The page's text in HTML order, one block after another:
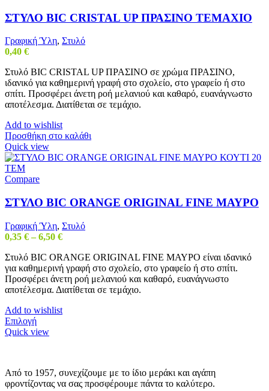
ΣΤΥΛΟ BIC CRISTAL UP ΠΡΑΣΙΝΟ ΤΕΜΑΧΙΟ
Γραφική Ύλη, Στυλό
0,40 €
Στυλό BIC CRISTAL UP ΠΡΑΣΙΝΟ σε χρώμα ΠΡΑΣΙΝΟ,
ιδανικό για καθημερινή γραφή στο σχολείο, στο γραφείο ή στο
σπίτι. Προσφέρει άνετη ροή μελανιού και καθαρό, ευανάγνωστο
αποτέλεσμα. Διατίθεται σε τεμάχιο.
Add to wishlist
Προσθήκη στο καλάθι
Quick view
Compare
ΣΤΥΛΟ BIC ORANGE ORIGINAL FINE ΜΑΥΡΟ
Γραφική Ύλη, Στυλό
0,35 € – 6,50 €Price
0,35 €
through
6,50 €
Στυλό BIC ORANGE ORIGINAL FINE ΜΑΥΡΟ είναι ιδανικό
για καθημερινή γραφή στο σχολείο, στο γραφείο ή στο σπίτι.
Προσφέρει άνετη ροή μελανιού και καθαρό, ευανάγνωστο
αποτέλεσμα. Διατίθεται σε τεμάχιο.
Add to wishlist
ΕπιλογήΑυτό
το
παραλλαγές.
Οι
Quick view
Από το 1957, συνεχίζουμε με το ίδιο μεράκι και αγάπη
φροντίζοντας να σας προσφέρουμε πάντα το καλύτερο.